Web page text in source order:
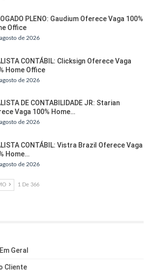
PLENO: Gaudium Oferece Vaga 100%
Office
de 2026
CONTÁBIL: Clicksign Oferece Vaga
Home Office
de 2026
DE CONTABILIDADE JR: Starian
Vaga 100% Home…
de 2026
CONTÁBIL: Vistra Brazil Oferece Vaga
Home…
de 2026
1 De 366
Geral
Cliente